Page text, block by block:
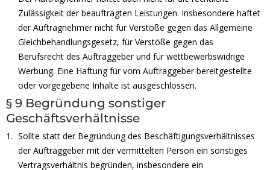
Zulässigkeit der beauftragten Leistungen. Insbesondere haftet
der Auftragnehmer nicht für Verstöße gegen das Allgemeine
Gleichbehandlungsgesetz, für Verstöße gegen das
Berufsrecht des Auftraggeber und für wettbewerbswidrige
Werbung. Eine Haftung für vom Auftraggeber bereitgestellte
oder vorgegebene Inhalte ist ausgeschlossen.
§ 9 Begründung sonstiger
Geschäftsverhältnisse
Sollte statt der Begründung des Beschäftigungsverhältnisses
der Auftraggeber mit der vermittelten Person ein sonstiges
Vertragsverhältnis begründen, insbesondere ein